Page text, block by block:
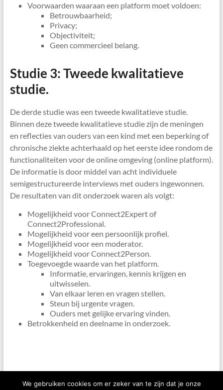
Voorwaarden waaraan een platform moet voldoen:
Betrouwbaarheid;
Privacy;
Objectiviteit;
Geen commercieel belang.
Studie 3: Tweede kwalitatieve
studie.
De derde studie was een tweede kwalitatieve studie.
Binnen deze tweede kwalitatieve studie zijn de meningen
en reflecties van ouders van een kind met een beperking of
chronische ziekte achterhaald op het eerste idee rondom de
functionaliteiten voor de online omgeving (online platform).
De informatie is door middel van acht individuele
semigestructureerde interviews met ouders ingewonnen.
De resultaten van dit onderzoek waren als volgt:
Mogelijkheid voor Connect2Expert of
Connect2Professional.
Mogelijkheid voor een persoonlijk profiel.
Mogelijkheid voor een moderator.
Mogelijkheid voor Connect2Person.
Toegevoegde waarde van het platform.
Informatie, ervaringen, kennis krijgen en
uitwisselen.
Van elkaar leren en vragen stellen.
Steun bij urgente vragen.
Ouders met gelijke ervaring vinden.
Betrokkenheid en deelname in onderzoek.
We gebruiken cookies om er zeker van te zijn dat je onze